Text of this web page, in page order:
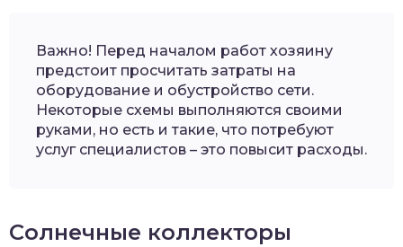
Важно! Перед началом работ хозяину
предстоит просчитать затраты на
оборудование и обустройство сети.
Некоторые схемы выполняются своими
руками, но есть и такие, что потребуют
услуг специалистов – это повысит расходы.
Солнечные коллекторы